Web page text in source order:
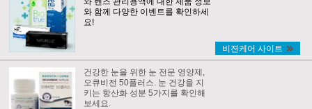
와 함께 다양한 이벤트를 확인하세
요!
비젼케어 사이트
건강한 눈을 위한 눈 전문 영양제,
오큐비전 50플러스. 눈 건강을 지
키는 항산화 성분 5가지를 확인해
보세요.